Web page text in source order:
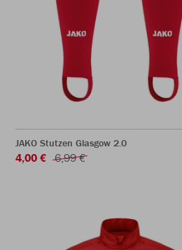
JAKO Stutzen Glasgow 2.0
4,00 € 6,99 €